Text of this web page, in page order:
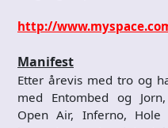
http://
Manifest
Etter årevis med tro og
med Entombed og
Open Air, Inferno,